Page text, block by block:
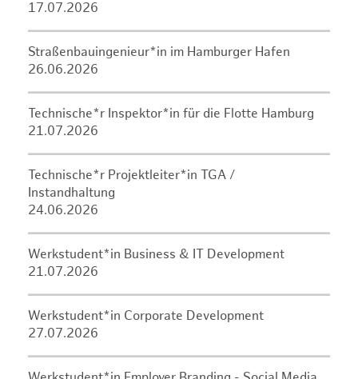
17.07.2026
Straßenbauingenieur*in im Hamburger Hafen
26.06.2026
Technische*r Inspektor*in für die Flotte Hamburg
21.07.2026
Technische*r Projektleiter*in TGA /
Instandhaltung
24.06.2026
Werkstudent*in Business & IT Development
21.07.2026
Werkstudent*in Corporate Development
27.07.2026